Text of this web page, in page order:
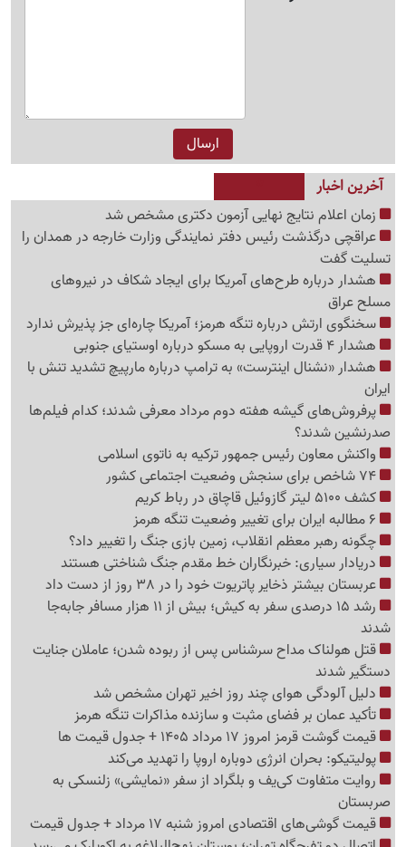
آخرین اخبار
زمان اعلام نتایج نهایی آزمون دکتری مشخص شد
عراقچی درگذشت رئیس دفتر نمایندگی وزارت خارجه در همدان را
تسلیت گفت
هشدار درباره طرح‌های آمریکا برای ایجاد شکاف در نیروهای
مسلح عراق
سخنگوی ارتش درباره تنگه هرمز؛ آمریکا چاره‌ای جز پذیرش ندارد
هشدار 4 قدرت اروپایی به مسکو درباره اوستیای جنوبی
هشدار «نشنال اینترست» به ترامپ درباره مارپیچ تشدید تنش با
ایران
پرفروش‌های گیشه هفته دوم مرداد معرفی شدند؛ کدام فیلم‌ها
صدرنشین شدند؟
واکنش معاون رئیس جمهور ترکیه به ناتوی اسلامی
کشف 5100 لیتر گازوئیل قاچاق در رباط کریم
چگونه رهبر معظم انقلاب، زمین بازی جنگ را تغییر داد؟
دریادار سیاری: خبرنگاران خط مقدم جنگ شناختی هستند
عربستان بیشتر ذخایر پاتریوت خود را در 38 روز از دست داد
رشد 15 درصدی سفر به کیش؛ بیش از 11 هزار مسافر جابه‌جا
شدند
قتل هولناک مداح سرشناس پس از ربوده شدن؛ عاملان جنایت
دستگیر شدند
دلیل آلودگی هوای چند روز اخیر تهران مشخص شد
تأکید عمان بر فضای مثبت و سازنده مذاکرات تنگه هرمز
قیمت گوشت قرمز امروز 17 مرداد 1405 + جدول قیمت ها
پولیتیکو: بحران انرژی دوباره اروپا را تهدید می‌کند
روایت متفاوت کی‌یف و بلگراد از سفر «نمایشی» زلنسکی به
صربستان
قیمت گوشی‌های اقتصادی امروز شنبه 17 مرداد + جدول قیمت